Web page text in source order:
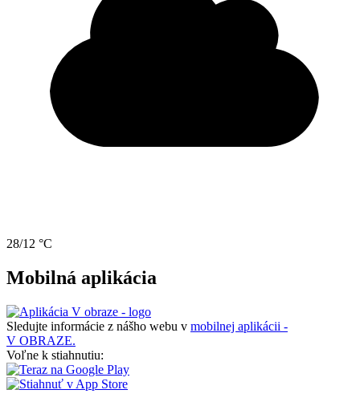
28/12 °C
Mobilná aplikácia
Sledujte informácie z nášho webu v mobilnej aplikácii -
V OBRAZE.
Voľne k stiahnutiu: